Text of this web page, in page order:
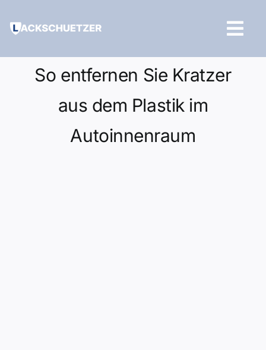
Inhalt
So entfernen Sie Kratzer
aus dem Plastik im
Autoinnenraum